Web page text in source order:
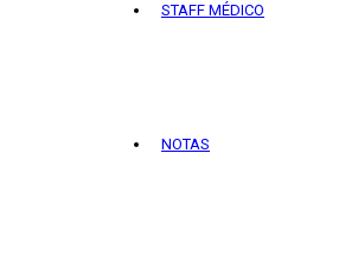
STAFF MÉDICO
NOTAS